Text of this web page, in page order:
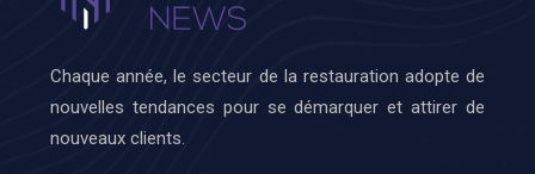
Chaque année, le secteur de la restauration adopte de
nouvelles tendances pour se démarquer et attirer de
nouveaux clients.